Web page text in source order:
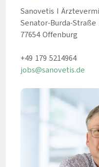
Sanovetis I
Senator-Burda-Straße
77654 Offenburg
+49 179 5214964
jobs@sanovetis.de